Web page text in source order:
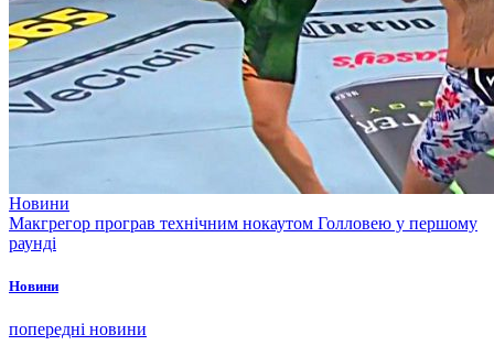
Новини
Макгрегор програв технічним нокаутом Голловею у першому
раунді
Новини
попередні новини